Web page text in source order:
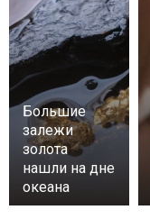
Большие
залежи
золота
нашли на дне
океана